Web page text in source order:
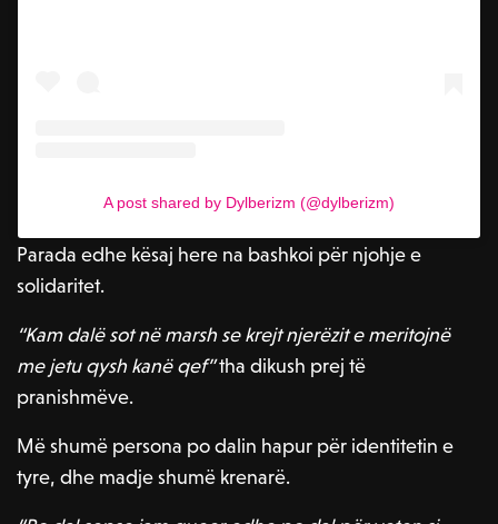
A post shared by Dylberizm (@dylberizm)
Parada edhe kësaj here na bashkoi për njohje e
solidaritet.
“Kam dalë sot në marsh se krejt njerëzit e meritojnë
me jetu qysh kanë qef”tha dikush prej të
pranishmëve.
Më shumë persona po dalin hapur për identitetin e
tyre, dhe madje shumë krenarë.